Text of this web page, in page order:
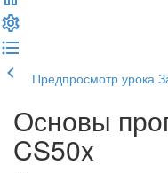
Предпросмотр урока
Основы
CS50x